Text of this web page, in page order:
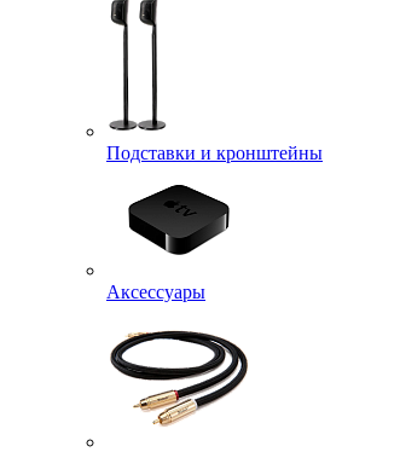
Подставки и кронштейны
Аксессуары